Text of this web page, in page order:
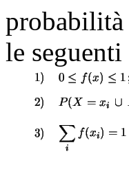
probabilità
le